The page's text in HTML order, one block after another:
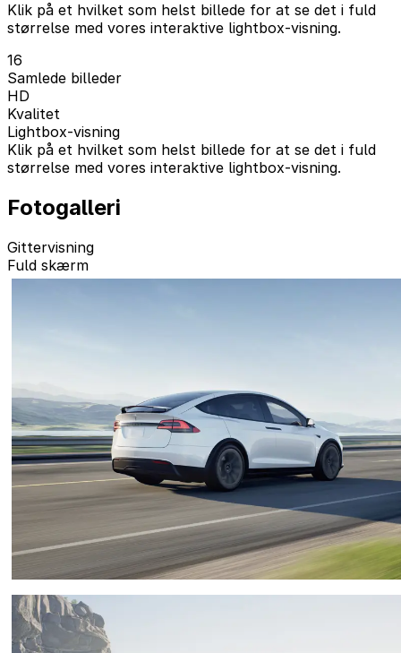
Klik på et hvilket som helst billede for at se det i fuld
størrelse med vores interaktive lightbox-visning.
16
Samlede billeder
HD
Kvalitet
Lightbox-visning
Klik på et hvilket som helst billede for at se det i fuld
størrelse med vores interaktive lightbox-visning.
Fotogalleri
Gittervisning
Fuld skærm